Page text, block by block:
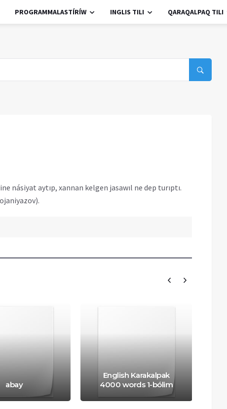
PROGRAMMALASTÍRÍW INGLIS TILI QARAQALPAQ TILI
násiyat aytıp, xannan kelgen jasawıl ne dep turıptı.
abay
English Karakalpak
4000 words 1-bólim